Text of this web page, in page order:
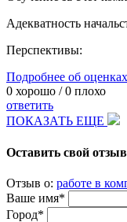
Адекватность
Перспективы:
Подробнее об оценках
0 хорошо /0 плохо
ответить
ПОКАЗАТЬ ЕЩЕ
Оставить свой отзыв
Отзыв о: работе в
Ваше имя*
Город*